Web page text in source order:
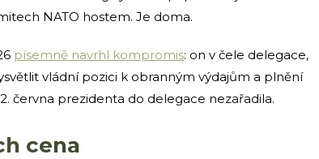
NATO hostem. Je doma.
písemně navrhl kompromis: on v čele delegace,
vládní pozici k obranným výdajům a plnění
června prezidenta do delegace nezařadila.
cena